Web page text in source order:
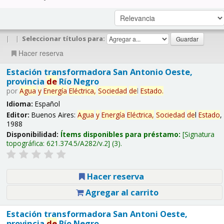
| | Seleccionar títulos para:
Hacer reserva
Estación transformadora San Antonio Oeste,
provincia deRío Negro
por Agua y Energía Eléctrica, Sociedad del Estado.
Idioma: Español
Editor: Buenos Aires: Agua y Energía Eléctrica, Sociedad del Estado,
1988
Disponibilidad: Ítems disponibles para préstamo: Signatura
topográfica: 621.374.5/A282/v.2 (3).
Hacer reserva
Agregar al carrito
Estación transformadora San Antoni Oeste,